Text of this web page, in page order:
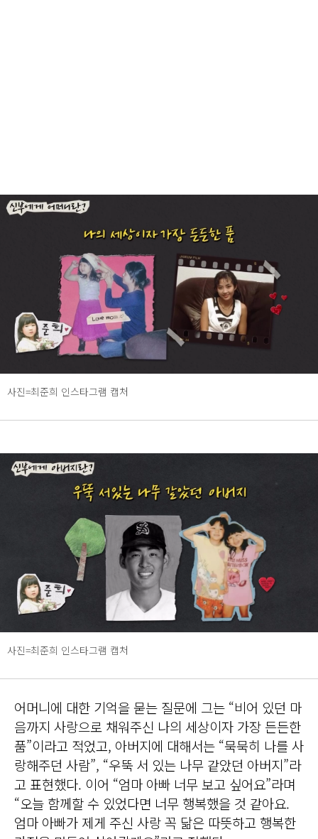
사진=최준희 인스타그램 캡처
사진=최준희 인스타그램 캡처
어머니에 대한 기억을 묻는 질문에 그는 “비어 있던 마
음까지 사랑으로 채워주신 나의 세상이자 가장 든든한
품”이라고 적었고, 아버지에 대해서는 “묵묵히 나를 사
랑해주던 사람”, “우뚝 서 있는 나무 같았던 아버지”라
고 표현했다. 이어 “엄마 아빠 너무 보고 싶어요”라며
“오늘 함께할 수 있었다면 너무 행복했을 것 같아요.
엄마 아빠가 제게 주신 사랑 꼭 닮은 따뜻하고 행복한